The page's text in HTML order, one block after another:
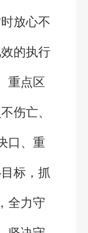
放心不
的执行
重点区
伤亡、
口、重
标，抓
全力守